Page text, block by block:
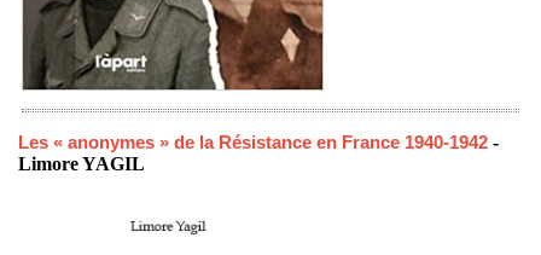
Les « anonymes » de la Résistance en France 1940-1942 -
Limore YAGIL